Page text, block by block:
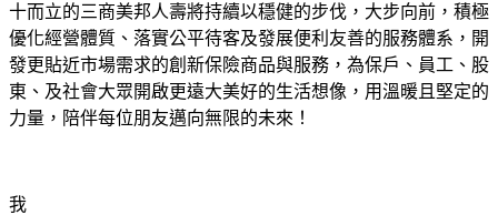
十而立的三商美邦人壽將持續以穩健的步伐，大步向前，積極
優化經營體質、落實公平待客及發展便利友善的服務體系，開
發更貼近市場需求的創新保險商品與服務，為保戶、員工、股
東、及社會大眾開啟更遠大美好的生活想像，用溫暖且堅定的
力量，陪伴每位朋友邁向無限的未來！
我